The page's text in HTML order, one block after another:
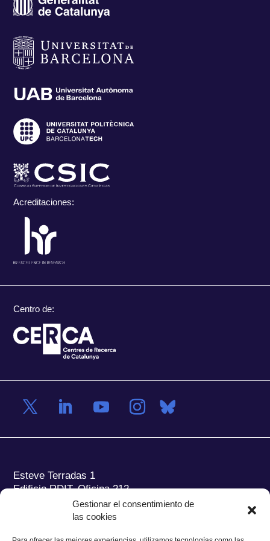
Gestionar el consentimiento de
las cookies
Acreditaciones:
Centro de:
Esteve Terradas 1
Edificio RDIT, Oficina 212
Parc Mediterrani de la Tecnologia (PMT) Campus